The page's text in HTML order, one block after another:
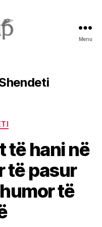
Menu
të hani në
të pasur
të